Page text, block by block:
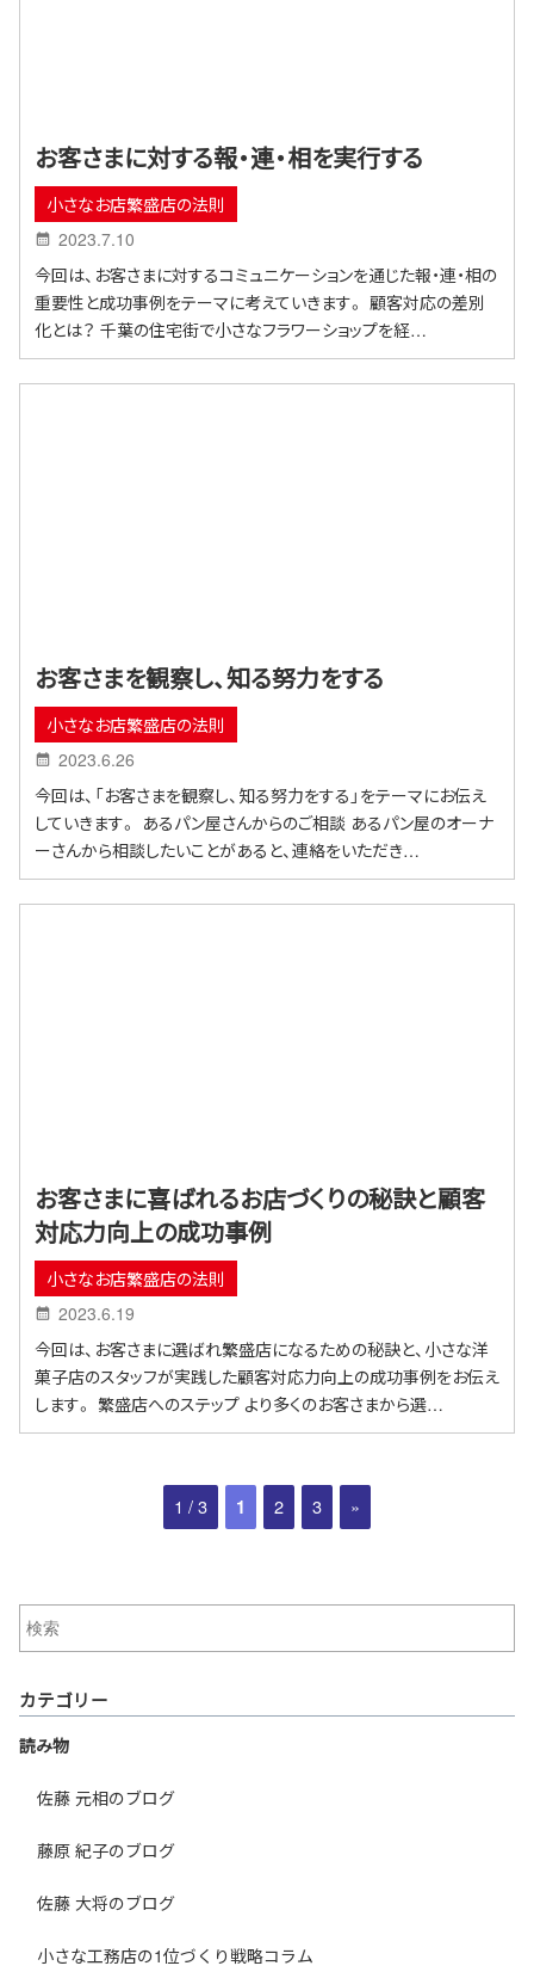
お客さまに対する報・連・相を実行する
小さなお店繁盛店の法則
2023.7.10
今回は、お客さまに対するコミュニケーションを通じた報・連・相の
重要性と成功事例をテーマに考えていきます。 顧客対応の差別
化とは？ 千葉の住宅街で小さなフラワーショップを経…
お客さまを観察し、知る努力をする
小さなお店繁盛店の法則
2023.6.26
今回は、「お客さまを観察し、知る努力をする」をテーマにお伝え
していきます。 あるパン屋さんからのご相談 あるパン屋のオーナ
ーさんから相談したいことがあると、連絡をいただき…
お客さまに喜ばれるお店づくりの秘訣と顧客
対応力向上の成功事例
小さなお店繁盛店の法則
2023.6.19
今回は、お客さまに選ばれ繁盛店になるための秘訣と、小さな洋
菓子店のスタッフが実践した顧客対応力向上の成功事例をお伝え
します。 繁盛店へのステップ より多くのお客さまから選…
1 / 3 1 2 3 »
カテゴリー
読み物
佐藤 元相のブログ
藤原 紀子のブログ
佐藤 大将のブログ
小さな工務店の1位づくり戦略コラム